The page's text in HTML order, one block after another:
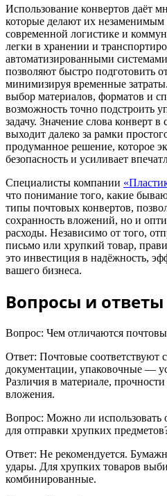
Использование конвертов даёт
которые делают их незаменимым
современной логистике и
легки в хранении и
автоматизированными
позволяют быстро подготовить
минимизируя временные
выбор материалов, форматов и
возможность точно подстроить
задачу. Значение слова конверт
выходит далеко за рамки
продуманное решение, которое
безопасность и усиливает
Специалисты компании
что понимание того, какие
типы почтовых конвертов,
сохранность вложений, но и
расходы. Независимо от того,
письмо или хрупкий товар,
это инвестиция в надёжность,
вашего бизнеса.
Вопросы и ответы
Вопрос: Чем отличаются
Ответ: Почтовые соответствуют
документации, упаковочные —
Различия в материале,
вложения.
Вопрос: Можно ли
для отправки хрупких
Ответ: Не рекомендуется.
удары. Для хрупких товаров
комбинированные.